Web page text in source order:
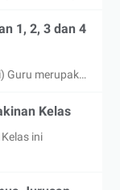
1, 2, 3 dan 4
Guru merupak…
Kelas
ini